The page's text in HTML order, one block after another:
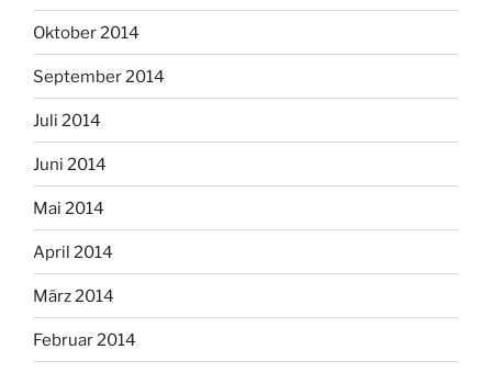
Oktober 2014
September 2014
Juli 2014
Juni 2014
Mai 2014
April 2014
März 2014
Februar 2014